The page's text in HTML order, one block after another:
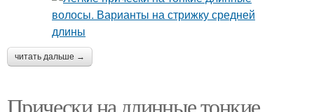
читать дальше →